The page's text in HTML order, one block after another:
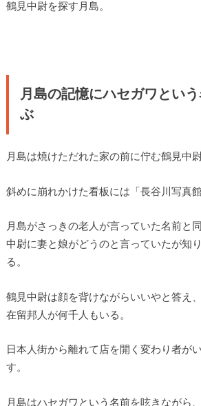
鶴見中尉を探す月島。
月島の記憶にハセガワとい
ぶ
月島は焼けただれた家の前に佇む鶴見中
斜めに崩れかけた看板には「長谷川写真
月島がさっきの老人が言っていた名前と
中尉に妻と娘がどうのと言っていたが知
る。
鶴見中尉は顔を背けながらいいやと答え
在留邦人が何千人もいる。
日本人街から離れて店を開く変わり者が
す。
月島はハセガワという名前を呟きながら、